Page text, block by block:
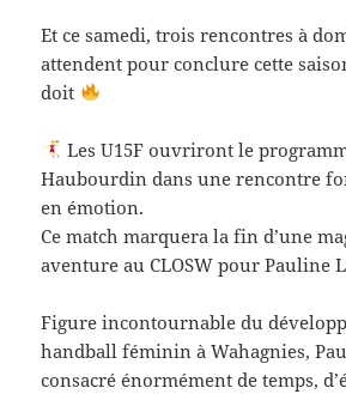
Et ce samedi, trois rencontres à
attendent pour conclure cette
doit
Les U15F ouvriront le
Haubourdin dans une rencontre
en émotion.
Ce match marquera la fin d’une
aventure au CLOSW pour Pauline
Figure incontournable du
handball féminin à Wahagnies,
consacré énormément de temps,